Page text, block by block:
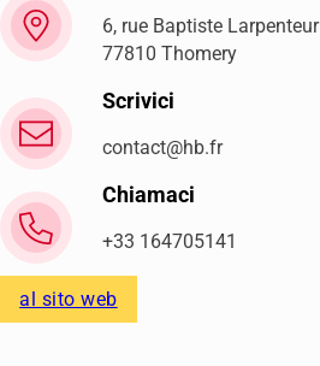
6, rue Baptiste Larpenteur
77810 Thomery
Scrivici
contact@hb.fr
Chiamaci
+33 164705141
al sito web